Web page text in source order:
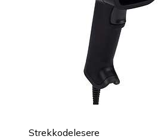
Strekkodelesere